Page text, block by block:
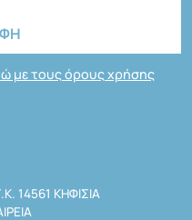
με τους όρους χρήσης
14561 ΚΗΦΙΣΙΑ